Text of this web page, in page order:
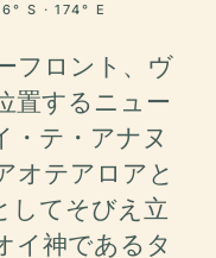
S · 174° E
フロント、ヴ
置するニュー
・テ・アナヌ
オテアロアと
してそびえ立
イ神であるタ